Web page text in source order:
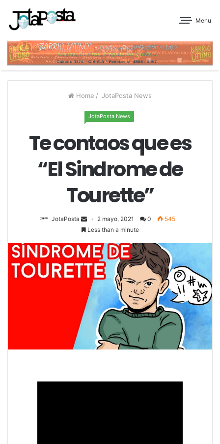
Menu
Home / JotaPosta News
JotaPosta News
Te contaos que es
“El Sindrome de
Tourette”
JotaPosta 2 mayo, 2021 0
545
Less than a minute